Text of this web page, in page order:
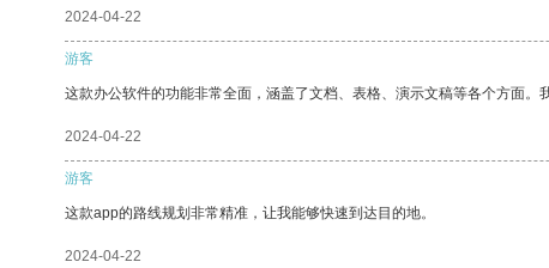
2024-04-22
游客
这款办公软件的功能非常全面，涵盖了文档、表格、演示文稿等各个方面。
2024-04-22
游客
这款app的路线规划非常精准，让我能够快速到达目的地。
2024-04-22